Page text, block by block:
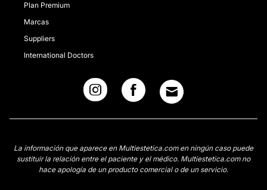
Plan Premium
Marcas
Suppliers
International Doctors
La información que aparece en Multiestetica.com en ningún caso puede
sustituir la relación entre el paciente y el médico. Multiestetica.com no
hace apología de un producto comercial o de un servicio.